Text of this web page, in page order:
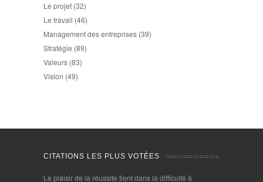
Le projet (32)
Le travail (46)
Management des entreprises (39)
Stratégie (89)
Valeurs (83)
Vision (49)
CITATIONS LES PLUS VOTÉES
Le plaisir de la réussite tient dans la difficulté à